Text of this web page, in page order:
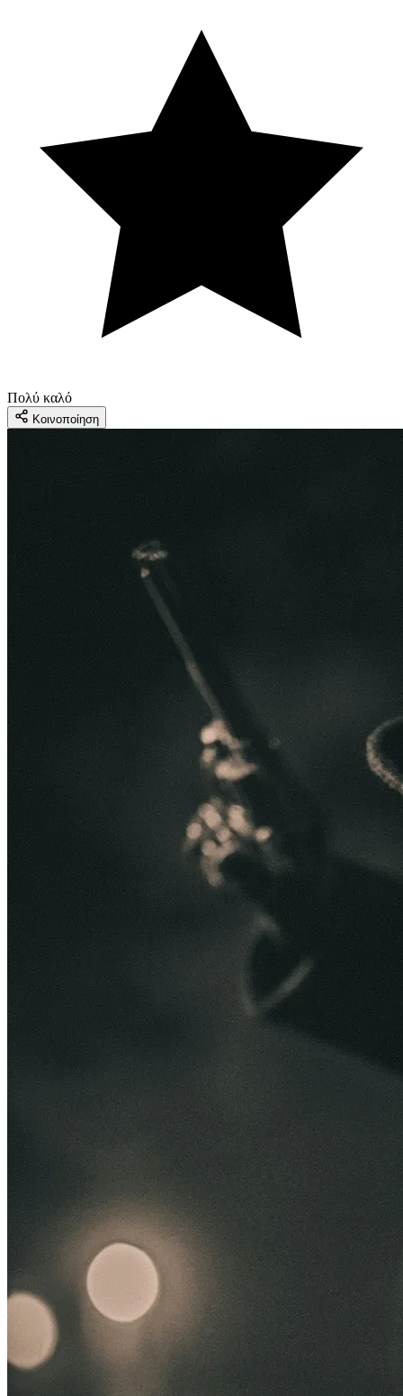
Πολύ καλό
Κοινοποίηση